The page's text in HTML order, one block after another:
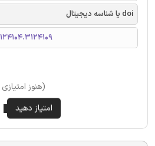
doi یا شناسه دیجیتال
(هنوز